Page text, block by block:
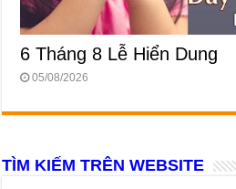
6 Tháng 8 Lễ Hiển Dung
05/08/2026
TÌM KIẾM TRÊN WEBSITE